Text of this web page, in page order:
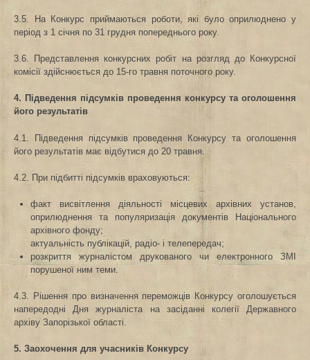
3.5. На Конкурс приймаються роботи, які було оприлюднено у
період з 1 січня по 31 грудня попереднього року.
3.6. Представлення конкурсних робіт на розгляд до Конкурсної
комісії здійснюється до 15-го травня поточного року.
4. Підведення підсумків проведення конкурсу та оголошення
його результатів
4.1. Підведення підсумків проведення Конкурсу та оголошення
його результатів має відбутися до 20 травня.
4.2. При підбитті підсумків враховуються:
факт висвітлення діяльності місцевих архівних установ,
оприлюднення та популяризація документів Національного
архівного фонду;
актуальність публікацій, радіо- і телепередач;
розкриття журналістом друкованого чи електронного ЗМІ
порушеної ним теми.
4.3. Рішення про визначення переможців Конкурсу оголошується
напередодні Дня журналіста на засіданні колегії Державного
архіву Запорізької області.
5. Заохочення для учасників Конкурсу